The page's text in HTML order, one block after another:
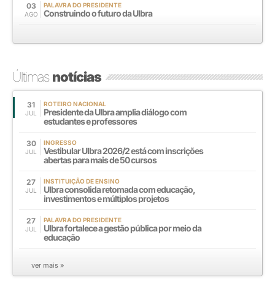
03
AGO
PALAVRA DO PRESIDENTE
Construindo o futuro da Ulbra
Últimasnotícias
31
JUL
ROTEIRO NACIONAL
Presidente da Ulbra amplia diálogo com
estudantes e professores
30
JUL
INGRESSO
Vestibular Ulbra 2026/2 está com inscrições
abertas para mais de 50 cursos
27
JUL
INSTITUIÇÃO DE ENSINO
Ulbra consolida retomada com educação,
investimentos e múltiplos projetos
27
JUL
PALAVRA DO PRESIDENTE
Ulbra fortalece a gestão pública por meio da
educação
ver mais »